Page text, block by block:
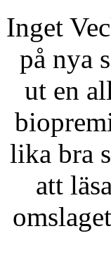
Inget
på nya
ut en
lika bra
att läsa